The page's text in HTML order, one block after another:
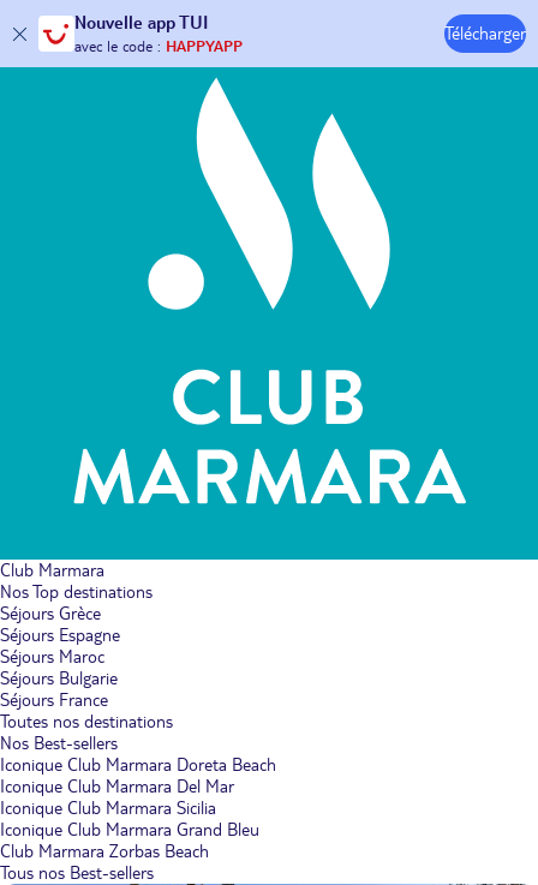
Nouvelle app TUI
30€ offerts*sur votrevoyage !
avec le code :HAPPYAPP
Télécharger
Hôtels & Clubs
Club Marmara
Nos Top destinations
Séjours Grèce
Séjours Espagne
Séjours Maroc
Séjours Bulgarie
Séjours France
Toutes nos destinations
Nos Best-sellers
Iconique Club Marmara Doreta Beach
Iconique Club Marmara Del Mar
Iconique Club Marmara Sicilia
Iconique Club Marmara Grand Bleu
Club Marmara Zorbas Beach
Tous nos Best-sellers